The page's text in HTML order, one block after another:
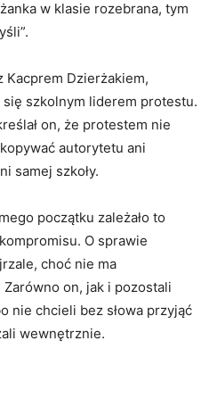
w klasie rozebrana, tym
Kacprem Dzierżakiem,
się szkolnym liderem protestu.
on, że protestem nie
autorytetu ani
samej szkoły.
początku zależało to
O sprawie
choć nie ma
on, jak i pozostali
nie chcieli bez słowa przyjąć
wewnętrznie.